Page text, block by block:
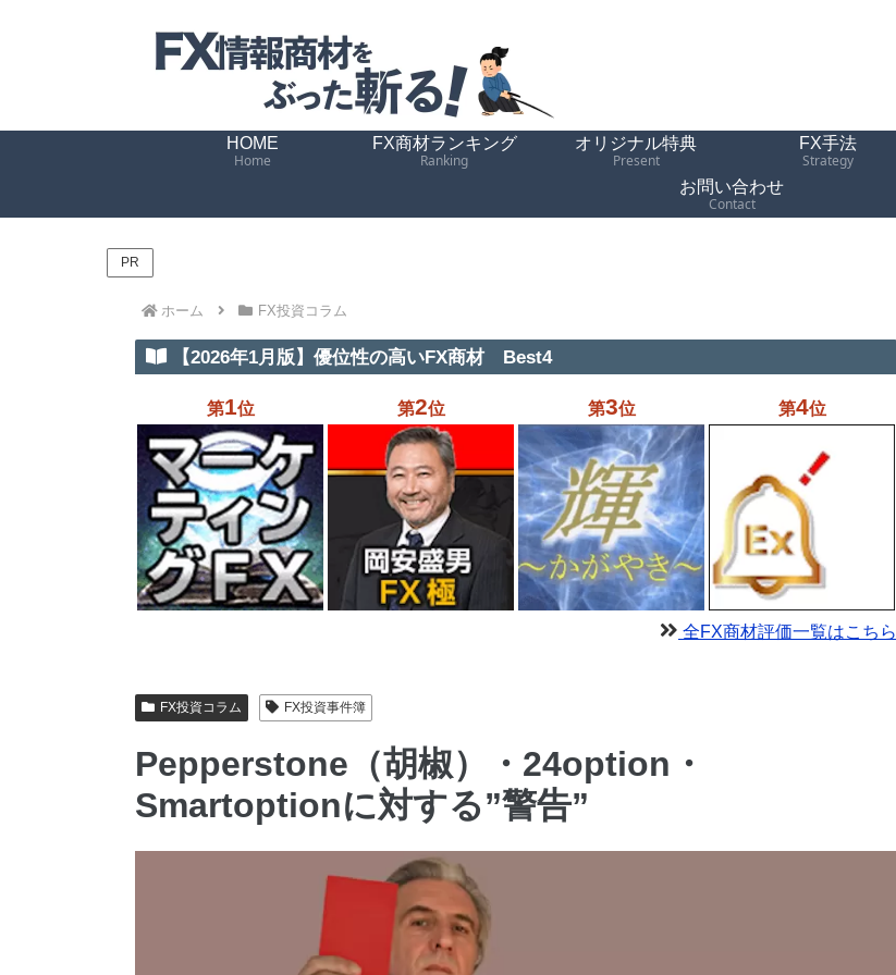
HOME
Home
FX商材ランキング
Ranking
オリジナル特典
Present
FX手法
Strategy
お問い合わせ
Contact
PR
ホーム FX投資コラム
【2026年1月版】優位性の高いFX商材 Best4
第1位 第2位 第3位 第4位
全FX商材評価一覧はこちら
FX投資コラム FX投資事件簿
Pepperstone（胡椒）・24option・
Smartoptionに対する”警告”